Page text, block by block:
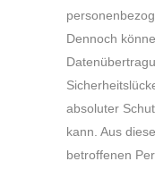
Dennoch
absoluter
kann. Aus
betroffenen